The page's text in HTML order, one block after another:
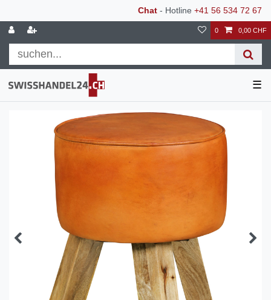
Chat - Hotline +41 56 534 72 67
0 0,00 CHF
☰